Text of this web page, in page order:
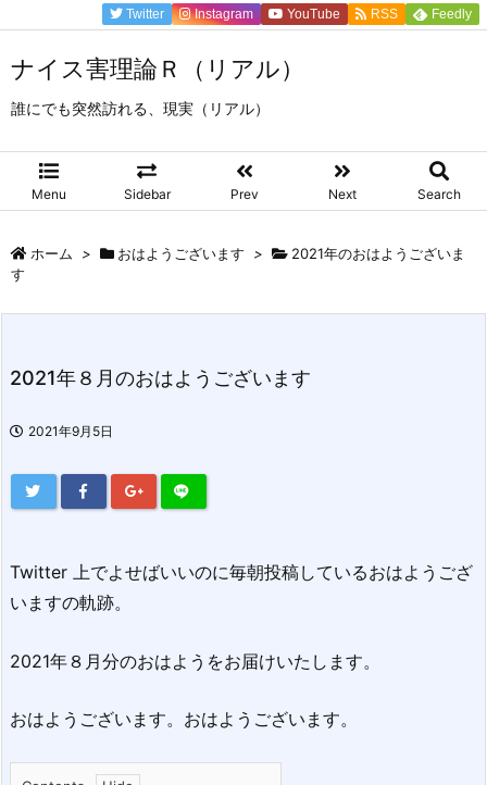
ナイス害理論Ｒ（リアル）
誰にでも突然訪れる、現実（リアル）
Menu Sidebar Prev Next Search
Twitter Instagram YouTube RSS Feedly
ホーム > おはようございます >
2021年のおはようございま
す
2021年８月のおはようございます
2021年9月5日
Twitter 上でよせばいいのに毎朝投稿しているおはようござ
いますの軌跡。
2021年８月分のおはようをお届けいたします。
おはようございます。おはようございます。